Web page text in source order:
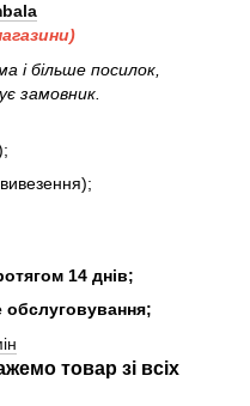
і більше посилок,
замовник.
14 днів;
обслуговування;
товар зі всіх